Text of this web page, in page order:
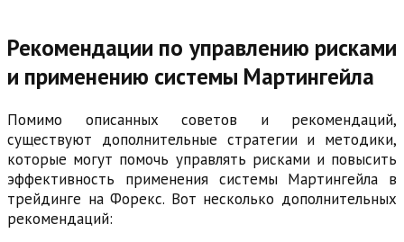
Рекомендации по управлению рисками
и применению системы Мартингейла
Помимо описанных советов и рекомендаций,
существуют дополнительные стратегии и методики,
которые могут помочь управлять рисками и повысить
эффективность применения системы Мартингейла в
трейдинге на Форекс. Вот несколько дополнительных
рекомендаций: